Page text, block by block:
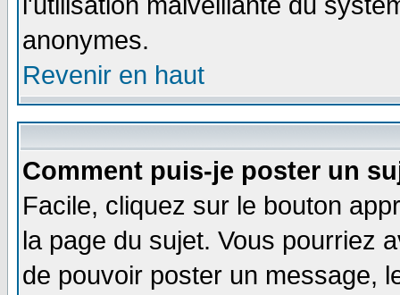
anonymes.
Revenir en haut
Comment puis-je poster un
Facile, cliquez sur le bouton
la page du sujet. Vous pourriez
de pouvoir poster un message,